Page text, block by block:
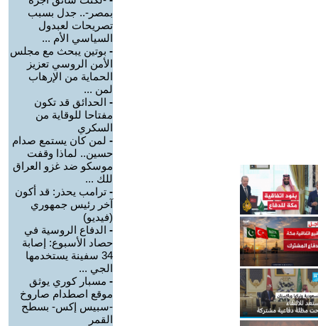
بمصر-.. جدل بسبب
تصريحات لعبدول
السياسي الأم ...
- بوتين يبحث مع مجلس
الأمن الروسي تعزيز
الحماية من الإرهاب
لمن ...
- الحدائق قد تكون
مفتاحا للوقاية من
السكري
- لمن كان يستمع صدام
حسين.. لماذا وقفت
موسكو ضد غزو العراق
للك ...
- ترامب يحذر: قد أكون
آخر رئيس جمهوري
(فيديو)
- الدفاع الروسية في
حصاد الأسبوع: إصابة
34 سفينة يستخدمها
الجي ...
- مسبار كوري يوثق
موقع اصطدام صاروخ
-سبيس إكس- بسطح
القمر